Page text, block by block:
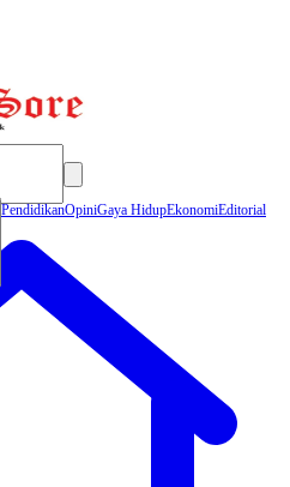
PendidikanOpiniGaya HidupEkonomiEditorial